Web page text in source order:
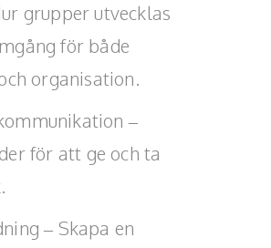
grupper utvecklas
för både
organisation.
–
för att ge och ta
– Skapa en